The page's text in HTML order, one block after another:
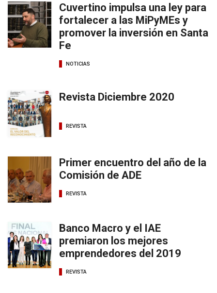
Cuvertino impulsa una ley para
fortalecer a las MiPyMEs y
promover la inversión en Santa
Fe
NOTICIAS
Revista Diciembre 2020
REVISTA
Primer encuentro del año de la
Comisión de ADE
REVISTA
Banco Macro y el IAE
premiaron los mejores
emprendedores del 2019
REVISTA